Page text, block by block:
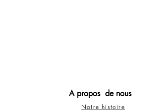
A propos de nous
Notre histoire